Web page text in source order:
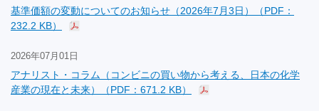
基準価額の変動についてのお知らせ（2026年7月3日）（PDF：
232.2 KB）
2026年07月01日
アナリスト・コラム（コンビニの買い物から考える、日本の化学
産業の現在と未来）（PDF：671.2 KB）